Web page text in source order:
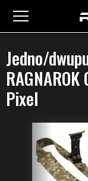
Główna›
Jedno/
Pixel